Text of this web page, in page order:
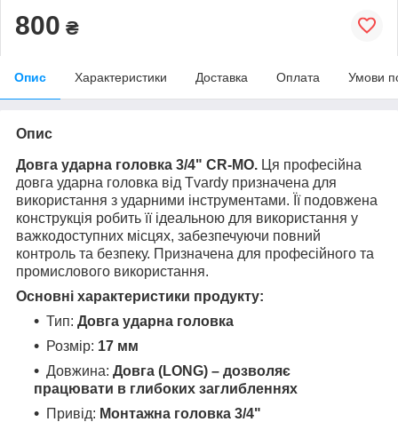
800 ₴
Опис Характеристики Доставка Оплата Умови
Опис
Довга ударна головка 3/4" CR-MO. Ця професійна
довга ударна головка від Tvardy призначена для
використання з ударними інструментами. Її подовжена
конструкція робить її ідеальною для використання у
важкодоступних місцях, забезпечуючи повний
контроль та безпеку. Призначена для професійного та
промислового використання.
Основні характеристики продукту:
Тип: Довга ударна головка
Розмір: 17 мм
Довжина: Довга (LONG) – дозволяє
працювати в глибоких заглибленнях
Привід: Монтажна головка 3/4"